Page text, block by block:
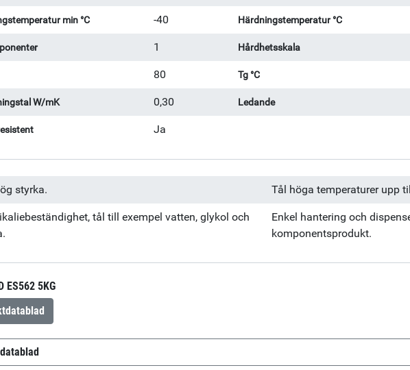
min °C -40 Härdningstemperatur °C
1 Hårdhetsskala
80 Tg °C
W/mK 0,30 Ledande
Ja
styrka. Tål höga temperaturer upp
tål till exempel vatten, glykol och
Enkel hantering och
komponentsprodukt.
ES562 5KG